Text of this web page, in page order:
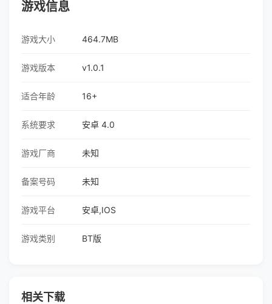
游戏信息
游戏大小 464.7MB
游戏版本 v1.0.1
适合年龄 16+
系统要求 安卓 4.0
游戏厂商 未知
备案号码 未知
游戏平台 安卓,IOS
游戏类别 BT版
相关下载